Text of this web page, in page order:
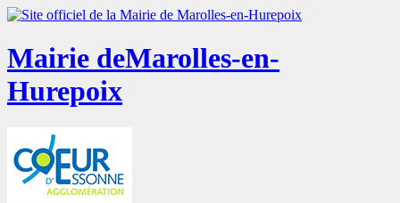
Mairie deMarolles-en-
Hurepoix